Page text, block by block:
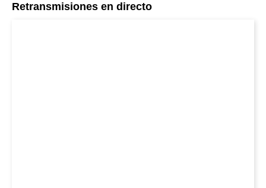
Retransmisiones en directo